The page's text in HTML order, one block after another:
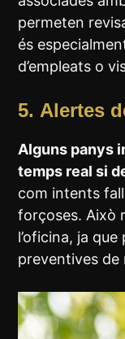
permeten
és
d’empleats o
5. Alertes
Alguns panys
temps real si
com intents
forçoses. Això
l’oficina, ja
preventives de